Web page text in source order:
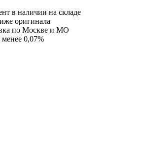
в наличии на складе
оригинала
по Москве и МО
0,07%